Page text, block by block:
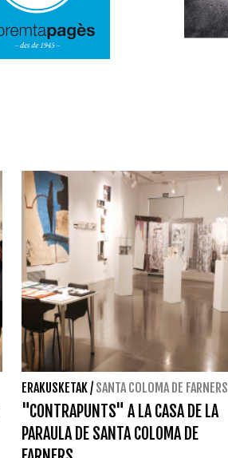
ERAKUSKETAK/ SANTA COLOMA DE FARNERS
"CONTRAPUNTS" A LA CASA DE LA
PARAULA DE SANTA COLOMA DE